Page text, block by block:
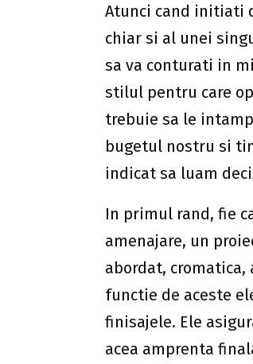
Atunci cand initiati
chiar si al unei
sa va conturati in
stilul pentru care
trebuie sa le
bugetul nostru si
indicat sa luam
In primul rand, fie
amenajare, un
abordat,
functie de aceste
finisajele. Ele
acea amprenta